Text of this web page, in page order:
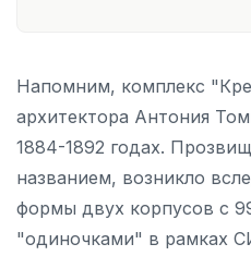
Напомним, комплекс
архитектора Антония
1884-1892 годах.
названием, возникло
формы двух корпусов с
"одиночками" в рамках